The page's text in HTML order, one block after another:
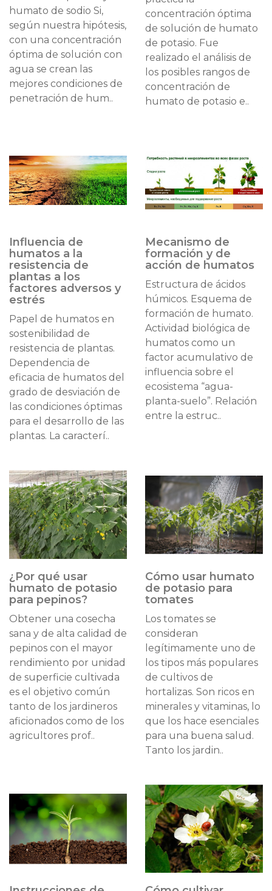
humato de sodio Si,
según nuestra hipótesis,
con una concentración
óptima de solución con
agua se crean las
mejores condiciones de
penetración de hum..
concentración óptima
de solución de humato
de potasio. Fue
realizado el análisis de
los posibles rangos de
concentración de
humato de potasio e..
Influencia de
humatos a la
resistencia de
plantas a los
factores adversos y
estrés
Papel de humatos en
sostenibilidad de
resistencia de plantas.
Dependencia de
eficacia de humatos del
grado de desviación de
las condiciones óptimas
para el desarrollo de las
plantas. La caracterí..
Mecanismo de
formación y de
acción de humatos
Estructura de ácidos
húmicos. Esquema de
formación de humato.
Actividad biológica de
humatos como un
factor acumulativo de
influencia sobre el
ecosistema “agua-
planta-suelo”. Relación
entre la estruc..
¿Por qué usar
humato de potasio
para pepinos?
Obtener una cosecha
sana y de alta calidad de
pepinos con el mayor
rendimiento por unidad
de superficie cultivada
es el objetivo común
tanto de los jardineros
aficionados como de los
agricultores prof..
Cómo usar humato
de potasio para
tomates
Los tomates se
consideran
legítimamente uno de
los tipos más populares
de cultivos de
hortalizas. Son ricos en
minerales y vitaminas, lo
que los hace esenciales
para una buena salud.
Tanto los jardin..